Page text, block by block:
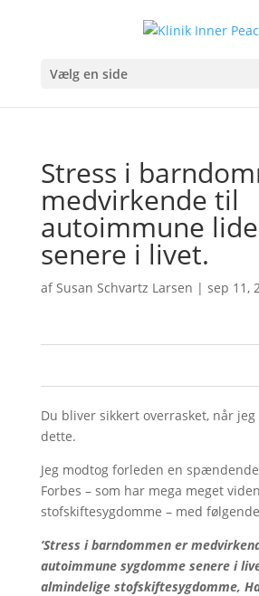
Vælg en side
Stress i
medvirkende til
autoimmune
senere i livet.
af Susan Schvartz Larsen | sep 11,
Du bliver sikkert overrasket, når
dette.
Jeg modtog forleden en
Forbes – som har mega meget
stofskiftesygdomme – med
‘Stress i barndommen er
autoimmune sygdomme senere i
almindelige stofskiftesygdomme,